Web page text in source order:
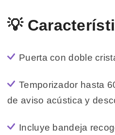
💡
Puerta con doble
Temporizador hasta
de aviso acústica y
Incluye bandeja